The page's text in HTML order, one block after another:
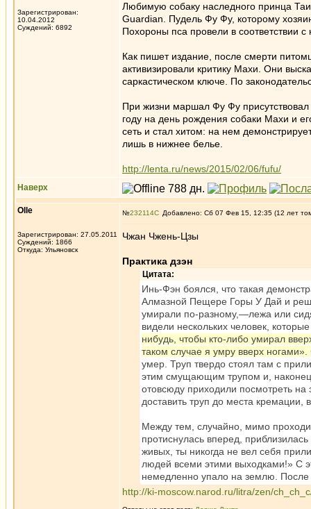
Зарегистрирован:
10.04.2012
Суждений: 6892
Любимую собаку наследного принца
Guardian. Пудель Фу Фу, которому
Похороны пса провели в соответствии
Как пишет издание, после смерти
активизировали критику Махи. Они
саркастическом ключе. По
При жизни маршал Фу Фу
году на день рождения собаки Махи и
сеть и стал хитом: на нем
лишь в нижнее белье.
http://lenta.ru/news/2015/02/06/fufu/
Наверх
Olle
Зарегистрирован: 27.05.2011
Суждений: 1866
Откуда: Ульяновск
№232114 Добавлено: Сб 07 Фев 15, 12:35 (12 лет
Чжан Чжень-Цзы
Практика дзэн
Цитата:
Инь-Фэн боялся, что такая
Алмазной Пещере Горы У Дай и
умирали по-разному,—лежа или
видели нескольких человек,
нибудь, чтобы кто-либо умирал
таком случае я умру вверх ногами».
умер. Труп твердо стоял там с
этим смущающим трупом и,
отовсюду приходили посмотреть
доставить труп до места кремации,
Между тем, случайно, мимо
протиснулась вперед,
живых, ты никогда не вел себя
людей всеми этими выходками!» С
немедленно упало на землю. После
http://ki-moscow.narod.ru/litra/zen/